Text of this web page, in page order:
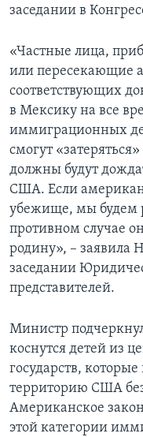
заседании в
«Частные лица,
или пересекающие
соответствующих
в Мексику на все
иммиграционных
смогут
должны будут
США. Если
убежище, мы будем
противном случае
родину», – заявила
заседании
представителей.
Министр
коснутся детей из
государств,
территорию США
Американское
этой категории